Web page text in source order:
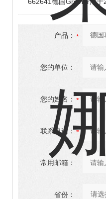
产品：
您的单位：
您的姓名：
联系电话：
常用邮箱：
省份：